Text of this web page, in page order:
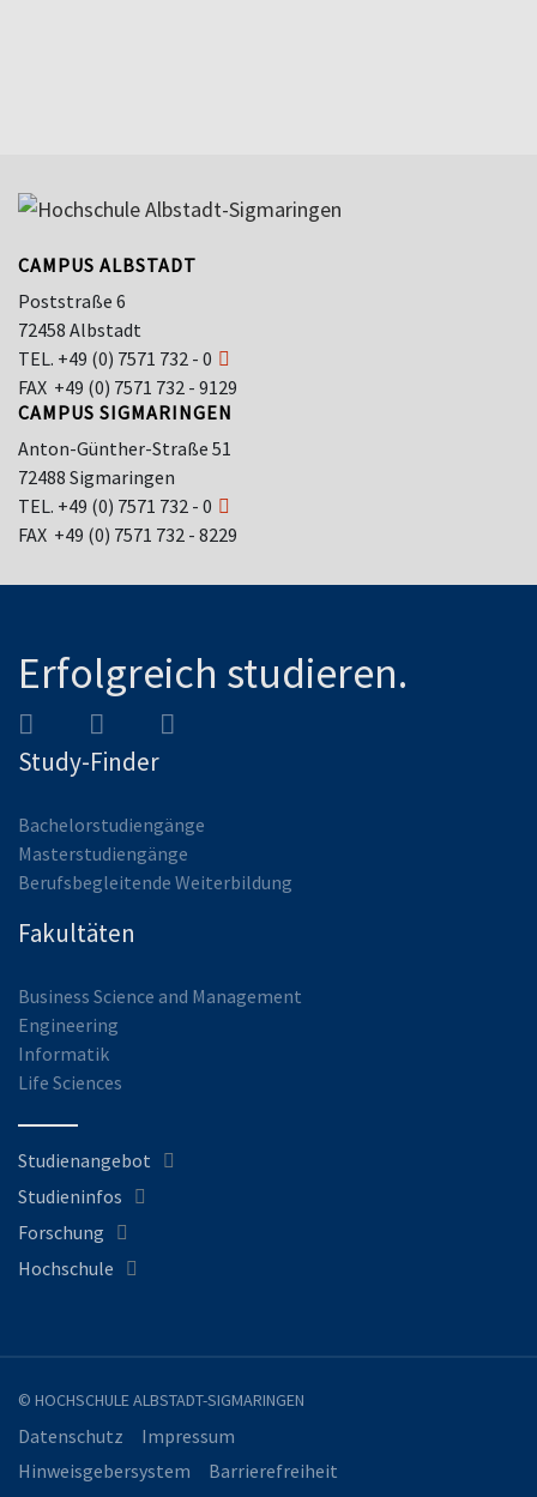
CAMPUS ALBSTADT
Poststraße 6
72458 Albstadt
TEL. +49 (0) 7571 732 - 0
FAX +49 (0) 7571 732 - 9129
CAMPUS SIGMARINGEN
Anton-Günther-Straße 51
72488 Sigmaringen
TEL. +49 (0) 7571 732 - 0
FAX +49 (0) 7571 732 - 8229
Erfolgreich studieren.
Study-Finder
Bachelorstudiengänge
Masterstudiengänge
Berufsbegleitende Weiterbildung
Fakultäten
Business Science and Management
Engineering
Informatik
Life Sciences
Studienangebot
Studieninfos
Forschung
Hochschule
© HOCHSCHULE ALBSTADT-SIGMARINGEN
Datenschutz
Impressum
Hinweisgebersystem
Barrierefreiheit